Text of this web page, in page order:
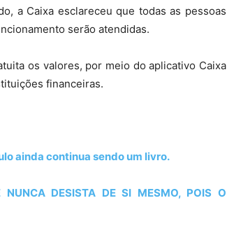
a Caixa esclareceu que todas as pessoas
serão atendidas.
os valores, por meio do aplicativo Caixa
financeiras.
ainda continua sendo um livro.
DESISTA DE SI MESMO, POIS O